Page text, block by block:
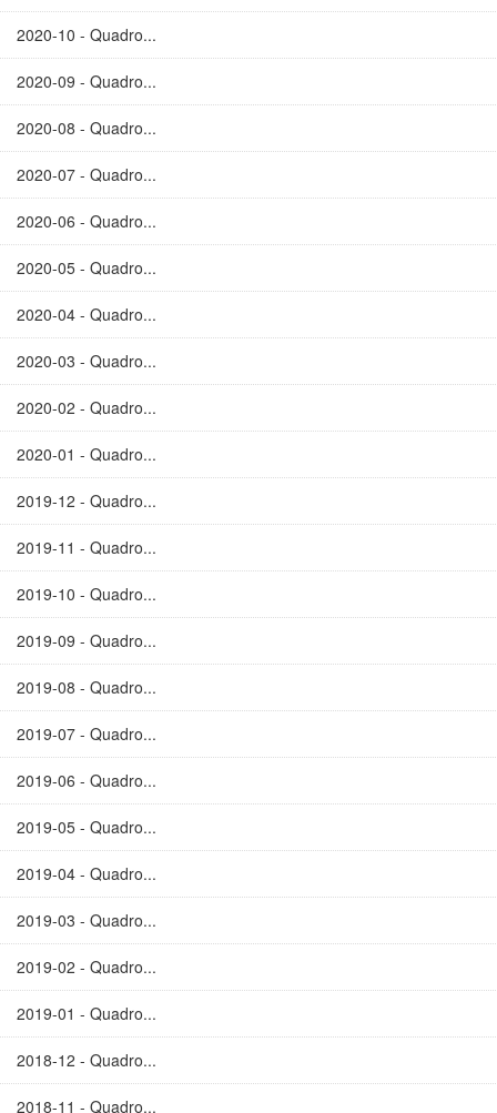
2020-10 - Quadro...
2020-09 - Quadro...
2020-08 - Quadro...
2020-07 - Quadro...
2020-06 - Quadro...
2020-05 - Quadro...
2020-04 - Quadro...
2020-03 - Quadro...
2020-02 - Quadro...
2020-01 - Quadro...
2019-12 - Quadro...
2019-11 - Quadro...
2019-10 - Quadro...
2019-09 - Quadro...
2019-08 - Quadro...
2019-07 - Quadro...
2019-06 - Quadro...
2019-05 - Quadro...
2019-04 - Quadro...
2019-03 - Quadro...
2019-02 - Quadro...
2019-01 - Quadro...
2018-12 - Quadro...
2018-11 - Quadro...